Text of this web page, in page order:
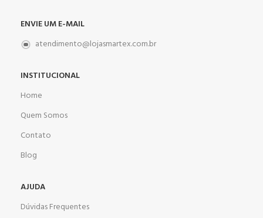
ENVIE UM E-MAIL
atendimento@lojasmartex.com.br
INSTITUCIONAL
Home
Quem Somos
Contato
Blog
AJUDA
Dúvidas Frequentes